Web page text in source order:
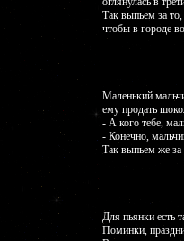
Так выпьем за то,
чтобы в городе
Маленький
ему продать
- А кого тебе,
- Конечно,
Так выпьем же за
Для пьянки есть
Поминки,